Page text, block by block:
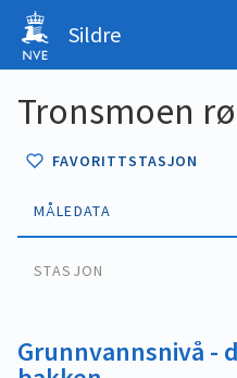
Sildre
Tronsmoen
FAVORITTSTASJON
MÅLEDATA
STASJON
Grunnvannsnivå -